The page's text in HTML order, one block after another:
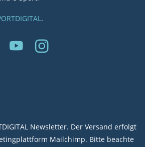
.
Newsletter. Der Versand erfolgt
Mailchimp. Bitte beachte